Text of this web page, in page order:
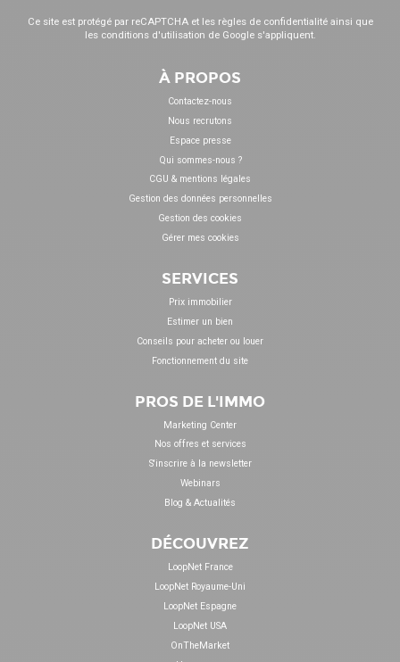
Ce site est protégé par reCAPTCHA et les règles de confidentialitéainsi que
les conditions d'utilisation de Google s'appliquent.
À PROPOS
Contactez-nous
Nous recrutons
Espace presse
Qui sommes-nous ?
CGU & mentions légales
Gestion des données personnelles
Gestion des cookies
Gérer mes cookies
SERVICES
Prix immobilier
Estimer un bien
Conseils pour acheter ou louer
Fonctionnement du site
PROS DE L'IMMO
Marketing Center
Nos offres et services
S'inscrire à la newsletter
Webinars
Blog & Actualités
DÉCOUVREZ
LoopNet France
LoopNet Royaume-Uni
LoopNet Espagne
LoopNet USA
OnTheMarket